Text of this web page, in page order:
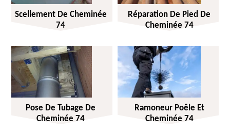
Scellement De Cheminée
74
Réparation De Pied De
Cheminée 74
Pose De Tubage De
Cheminée 74
Ramoneur Poêle Et
Cheminée 74